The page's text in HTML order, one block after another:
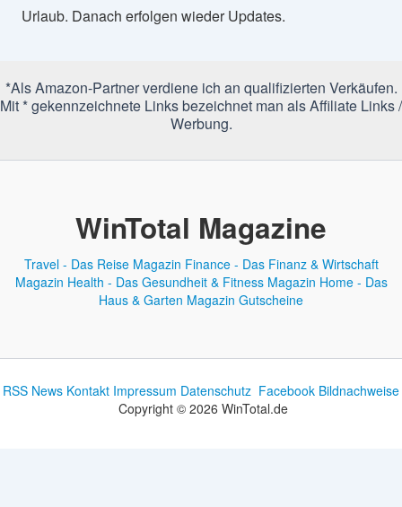
Urlaub. Danach erfolgen wieder Updates.
*Als Amazon-Partner verdiene ich an qualifizierten Verkäufen.
Mit * gekennzeichnete Links bezeichnet man als Affiliate Links /
Werbung.
WinTotal Magazine
Travel - Das Reise Magazin Finance - Das Finanz & Wirtschaft
Magazin Health - Das Gesundheit & Fitness Magazin Home - Das
Haus & Garten Magazin Gutscheine
RSS News Kontakt Impressum Datenschutz Facebook Bildnachweise
Copyright © 2026 WinTotal.de